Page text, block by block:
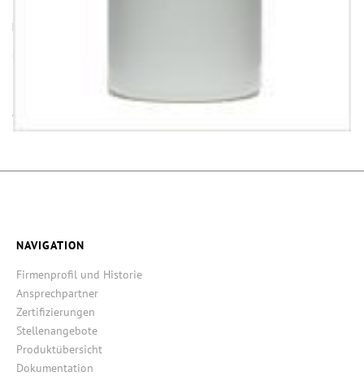
HINWEISE
und Lieferzeit auf Anfrage.
Alle Maße ±1 mm, Angaben ohne Gewähr!
NAVIGATION
Firmenprofil und Historie
Ansprechpartner
Zertifizierungen
Stellenangebote
Produktübersicht
Dokumentation